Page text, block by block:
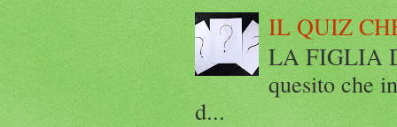
IL QUIZ
LA FIGLIA
quesito che
d...